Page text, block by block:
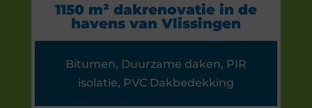
1150 m² dakrenovatie in de
havens van Vlissingen
Bitumen, Duurzame daken, PIR
isolatie, PVC Dakbedekking